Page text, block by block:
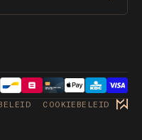
COOKIEBELEID